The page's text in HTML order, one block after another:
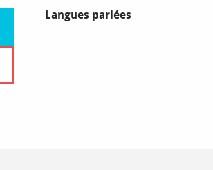
Langues parlées
Langues parlées